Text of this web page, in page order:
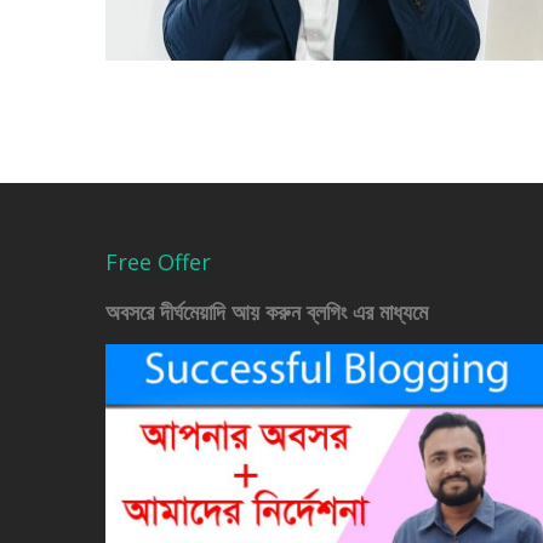
Free Offer
অবসরে দীর্ঘমেয়াদি আয় করুন ব্লগিং এর মাধ্যমে